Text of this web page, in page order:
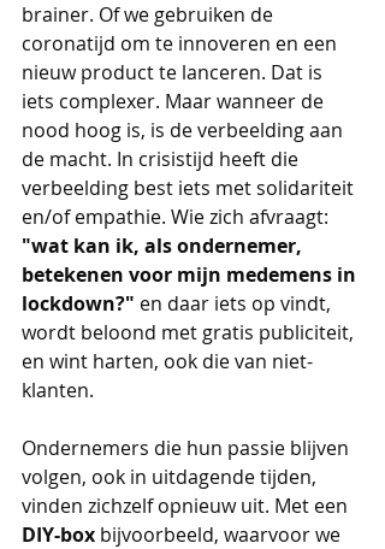
brainer. Of we gebruiken de
coronatijd om te innoveren en een
nieuw product te lanceren. Dat is
iets complexer. Maar wanneer de
nood hoog is, is de verbeelding aan
de macht. In crisistijd heeft die
verbeelding best iets met solidariteit
en/of empathie. Wie zich afvraagt:
"wat kan ik, als ondernemer,
betekenen voor mijn medemens in
lockdown?" en daar iets op vindt,
wordt beloond met gratis publiciteit,
en wint harten, ook die van niet-
klanten.
Ondernemers die hun passie blijven
volgen, ook in uitdagende tijden,
vinden zichzelf opnieuw uit. Met een
DIY-box bijvoorbeeld, waarvoor we